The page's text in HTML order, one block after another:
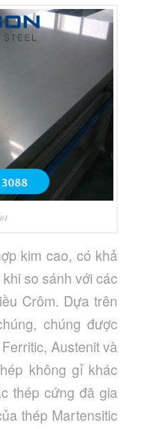
kim cao, có khả
so sánh với các
Crôm. Dựa trên
chúng được
Austenit và
không gỉ khác
thép cứng đã gia
thép Martensitic